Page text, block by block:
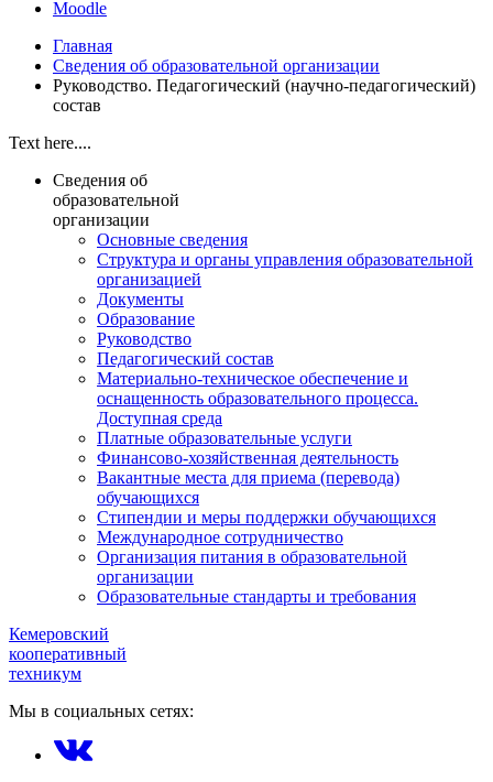
Moodle
Главная
Сведения об образовательной организации
Руководство. Педагогический (научно-педагогический)
состав
Text here....
Сведения об
образовательной
организации
Основные сведения
Структура и органы управления образовательной
организацией
Документы
Образование
Руководство
Педагогический состав
Материально-техническое обеспечение и
оснащенность образовательного процесса.
Доступная среда
Платные образовательные услуги
Финансово-хозяйственная деятельность
Вакантные места для приема (перевода)
обучающихся
Стипендии и меры поддержки обучающихся
Международное сотрудничество
Организация питания в образовательной
организации
Образовательные стандарты и требования
Кемеровский
кооперативный
техникум
Мы в социальных сетях: